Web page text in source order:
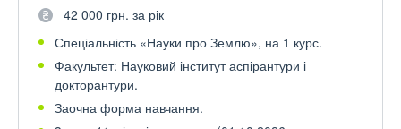
42 000 грн. за рік
Спеціальність «Науки про Землю», на 1 курс.
Факультет: Науковий інститут аспірантури і
докторантури.
Заочна форма навчання.